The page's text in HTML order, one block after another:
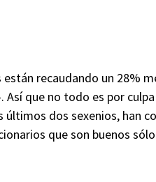
recaudando un 28%
que no todo es por
dos sexenios, han
que son buenos